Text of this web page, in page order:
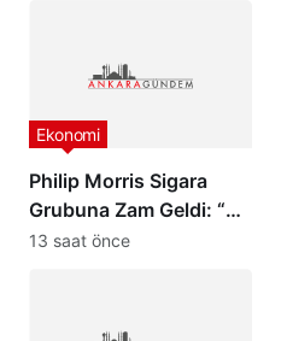
Philip Morris Sigara
Grubuna Zam Geldi: “En
Pahalı Sigara 140 TL
Ekonomi
13 saat önce